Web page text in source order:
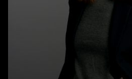
Levin Naftalis & Frankel.